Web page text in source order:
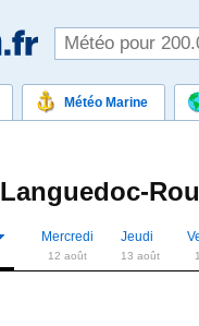
Météo Marine
Languedoc-
Mercredi
12 août
Jeudi
13 août